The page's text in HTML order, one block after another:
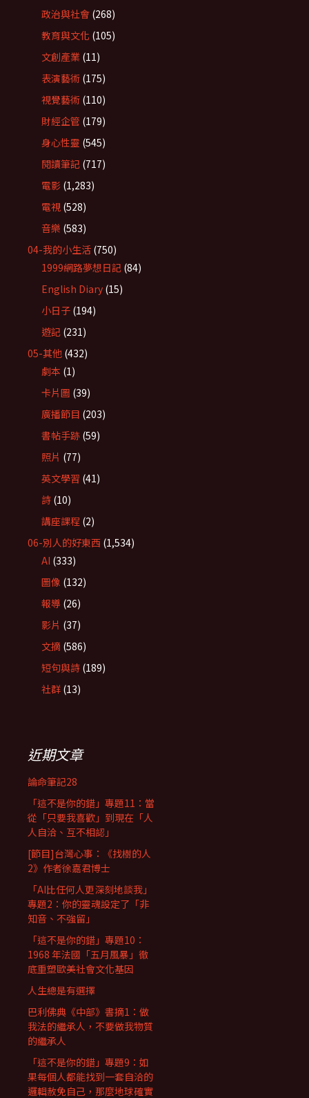
政治與社會 (268)
教育與文化 (105)
文創產業 (11)
表演藝術 (175)
視覺藝術 (110)
財經企管 (179)
身心性靈 (545)
閱讀筆記 (717)
電影 (1,283)
電視 (528)
音樂 (583)
04-我的小生活 (750)
1999網路夢想日記 (84)
English Diary (15)
小日子 (194)
遊記 (231)
05-其他 (432)
劇本 (1)
卡片圖 (39)
廣播節目 (203)
書帖手跡 (59)
照片 (77)
英文學習 (41)
詩 (10)
講座課程 (2)
06-別人的好東西 (1,534)
AI (333)
圖像 (132)
報導 (26)
影片 (37)
文摘 (586)
短句與詩 (189)
社群 (13)
近期文章
論命筆記28
「這不是你的錯」專題11：當
從「只要我喜歡」到現在「人
人自洽、互不相認」
[節目]台灣心事：《找樹的人
2》作者徐嘉君博士
「AI比任何人更深刻地談我」
專題2：你的靈魂設定了「非
知音、不強留」
「這不是你的錯」專題10：
1968 年法國「五月風暴」徹
底重塑歐美社會文化基因
人生總是有選擇
巴利佛典《中部》書摘1：做
我法的繼承人，不要做我物質
的繼承人
「這不是你的錯」專題9：如
果每個人都能找到一套自洽的
邏輯赦免自己，那麼地球確實